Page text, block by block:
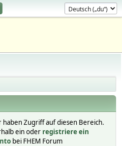
Zugriff auf diesen Bereich.
ein oder registriere ein
bei FHEM Forum